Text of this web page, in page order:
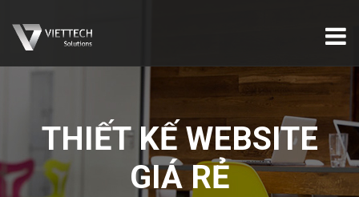
THIẾT KẾ WEBSITE
GIÁ RẺ